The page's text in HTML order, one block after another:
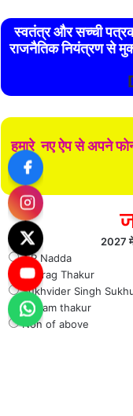
स्वतंत्र और सच्ची
राजनैतिक नियंत्रण से
हमारे नए ऐप से अपने
2027 में
J P Nadda
Anurag Thakur
Sukhvider Singh
Jai ram thakur
Non of above